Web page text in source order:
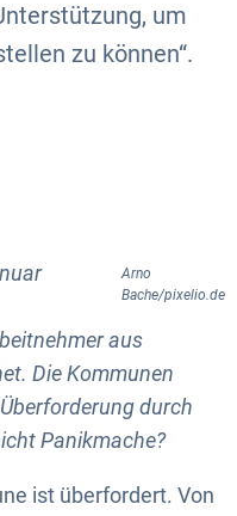
um
zu können“.
Arno
Bache/pixelio.de
aus
Die Kommunen
durch
Panikmache?
ist überfordert. Von